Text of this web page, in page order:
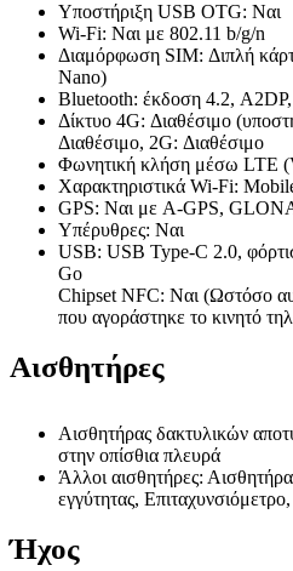
Υποστήριξη USB OTG: Ναι
Wi-Fi: Ναι με 802.11 b/g/n
Διαμόρφωση SIM: Διπλή
Nano)
Bluetooth: έκδοση 4.2,
Δίκτυο 4G: Διαθέσιμο
Διαθέσιμο, 2G: Διαθέσιμο
Φωνητική κλήση μέσω LTE
Χαρακτηριστικά Wi-Fi:
GPS: Ναι με A-GPS,
Υπέρυθρες: Ναι
USB: USB Type-C 2.0,
Go
Chipset NFC: Ναι (Ωστόσο
που αγοράστηκε το κινητό
Αισθητήρες
Αισθητήρας δακτυλικών
στην οπίσθια πλευρά
Άλλοι αισθητήρες:
εγγύτητας,
Ήχος